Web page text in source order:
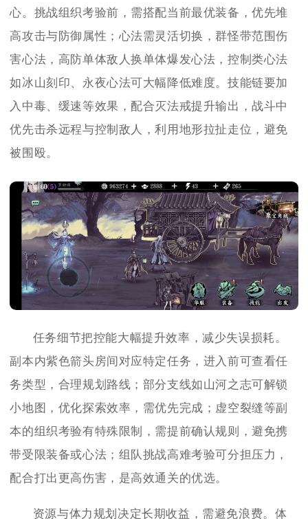
心。挑战组织考验前，需搭配当前最优装备，优先堆
高攻击与防御属性；心法需灵活切换，群怪带范围伤
害心法，高防单体敌人换单体爆发心法，控制类心法
如冰山刻印、永夜心法可大幅降低难度。技能链要加
入中毒、缓速等效果，配合灭法戒提升输出，战斗中
优先击杀远程与控制敌人，利用地形拉扯走位，避免
被围殴。
任务细节把控能大幅提升效率，减少失误损耗。
副本内紫色箭头房间对应特定任务，进入前可查看任
务类型，合理规划路线；部分支线如山河之志可解锁
小地图，优化探索效率，需优先完成；虚空裂缝等副
本的组织考验有特殊限制，需提前确认规则，避免携
带受限装备或心法；组队挑战高难考验可分担压力，
配合打出更高伤害，是高效通关的优选。
资源与体力规划决定长期收益，需避免浪费。体